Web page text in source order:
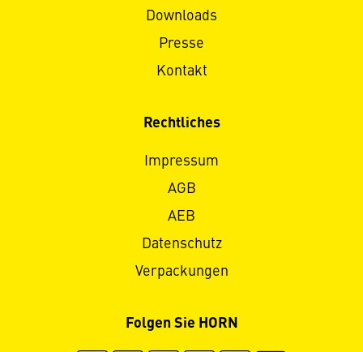
Downloads
Presse
Kontakt
Rechtliches
Impressum
AGB
AEB
Datenschutz
Verpackungen
Folgen Sie HORN